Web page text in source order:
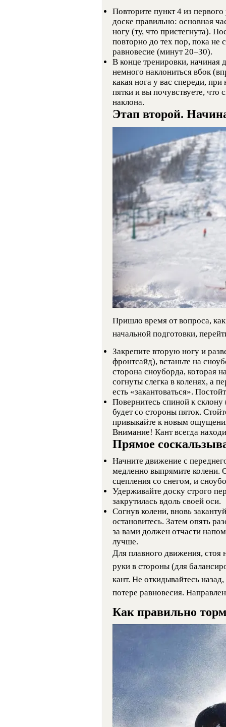
Повторите пункт 4 из
доске правильно: основная
ногу (ту, что пристегнута).
повторно до тех пор, пока
равновесие (минут 20–30).
В конце тренировки, начиная
немного наклониться вбок
какая нога у вас спереди,
пятки и вы почувствуете, что
наклона.
Этап второй.
Пришло время от вопроса, как
начальной подготовки,
Закрепите вторую ногу и
фронтсайд), встаньте на
сторона сноуборда, которая
согнуты слегка в коленях, а
есть «закантоваться».
Повернитесь спиной к
будет со стороны пяток.
привыкайте к новым
Внимание! Кант всегда
Прямое
Начните движение с
медленно выпрямите колени.
сцепления со снегом, и
Удерживайте доску строго
закрутилась вдоль своей оси.
Согнув колени, вновь
остановитесь. Затем опять
за вами должен отчасти
лучше.
Для плавного движения, стоя
руки в стороны (для
кант. Не откидывайтесь
потере равновесия.
Как правильно